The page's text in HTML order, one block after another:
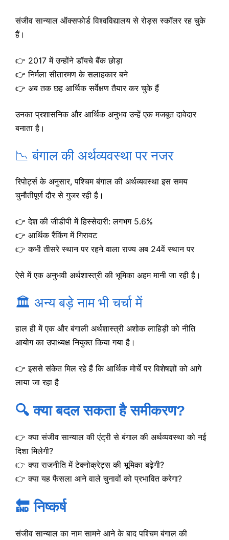
संजीव सान्याल ऑक्सफोर्ड विश्वविद्यालय से रोड्स स्कॉलर रह चुके
हैं।
👉 2017 में उन्होंने डॉयचे बैंक छोड़ा
👉 निर्मला सीतारमण के सलाहकार बने
👉 अब तक छह आर्थिक सर्वेक्षण तैयार कर चुके हैं
उनका प्रशासनिक और आर्थिक अनुभव उन्हें एक मजबूत दावेदार
बनाता है।
📉 बंगाल की अर्थव्यवस्था पर नजर
रिपोर्ट्स के अनुसार, पश्चिम बंगाल की अर्थव्यवस्था इस समय
चुनौतीपूर्ण दौर से गुजर रही है।
👉 देश की जीडीपी में हिस्सेदारी: लगभग 5.6%
👉 आर्थिक रैंकिंग में गिरावट
👉 कभी तीसरे स्थान पर रहने वाला राज्य अब 24वें स्थान पर
ऐसे में एक अनुभवी अर्थशास्त्री की भूमिका अहम मानी जा रही है।
🏛️ अन्य बड़े नाम भी चर्चा में
हाल ही में एक और बंगाली अर्थशास्त्री अशोक लाहिड़ी को नीति
आयोग का उपाध्यक्ष नियुक्त किया गया है।
👉 इससे संकेत मिल रहे हैं कि आर्थिक मोर्चे पर विशेषज्ञों को आगे
लाया जा रहा है
🔍 क्या बदल सकता है समीकरण?
👉 क्या संजीव सान्याल की एंट्री से बंगाल की अर्थव्यवस्था को नई
दिशा मिलेगी?
👉 क्या राजनीति में टेक्नोक्रेट्स की भूमिका बढ़ेगी?
👉 क्या यह फैसला आने वाले चुनावों को प्रभावित करेगा?
🔚 निष्कर्ष
संजीव सान्याल का नाम सामने आने के बाद पश्चिम बंगाल की